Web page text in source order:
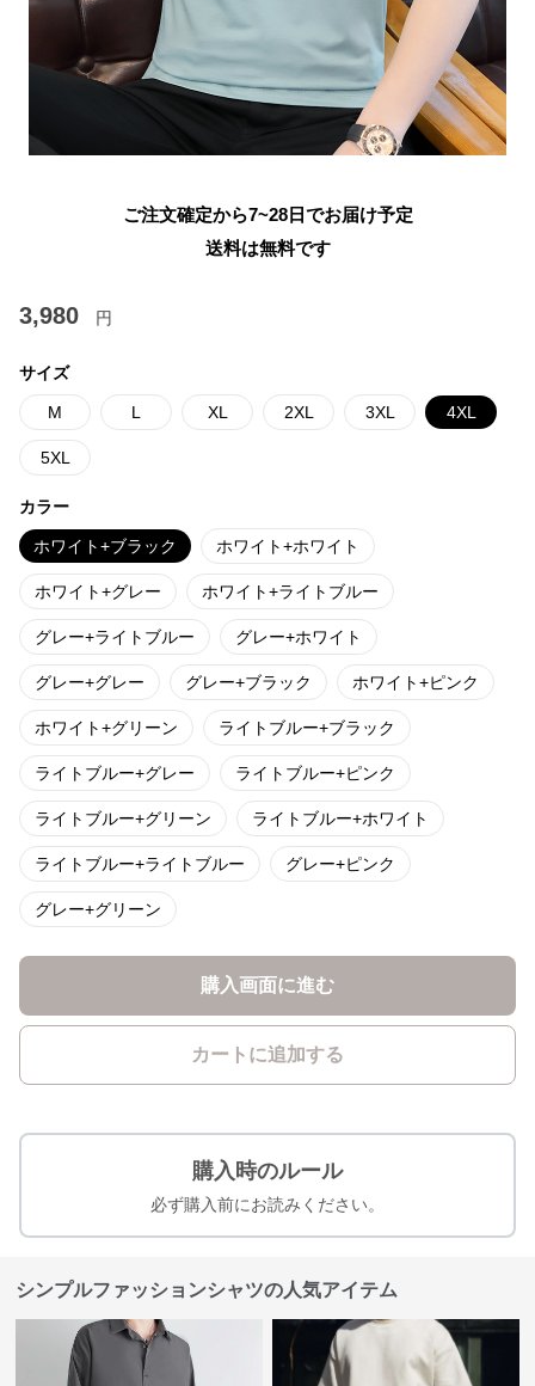
ご注文確定から7~28日でお届け予定
送料は無料です
3,980 円
サイズ
M L XL 2XL 3XL 4XL
5XL
カラー
ホワイト+ブラック ホワイト+ホワイト
ホワイト+グレー ホワイト+ライトブルー
グレー+ライトブルー グレー+ホワイト
グレー+グレー グレー+ブラック ホワイト+ピンク
ホワイト+グリーン ライトブルー+ブラック
ライトブルー+グレー ライトブルー+ピンク
ライトブルー+グリーン ライトブルー+ホワイト
ライトブルー+ライトブルー グレー+ピンク
グレー+グリーン
購入画面に進む
カートに追加する
購入時のルール
必ず購入前にお読みください。
シンプルファッションシャツの人気アイテム